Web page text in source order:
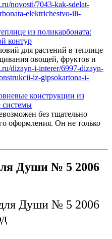
из поликарбоната:
контур
для растений в теплице
овощей, фруктов и
конструкции из
системы
без тщательно
оформления. Он не только
Души № 5 2006
Души № 5 2006